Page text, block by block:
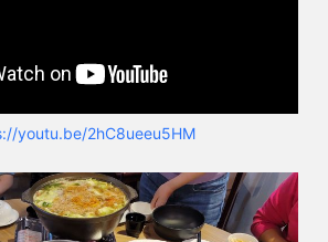
youtu.be/2hC8ueeu5HM